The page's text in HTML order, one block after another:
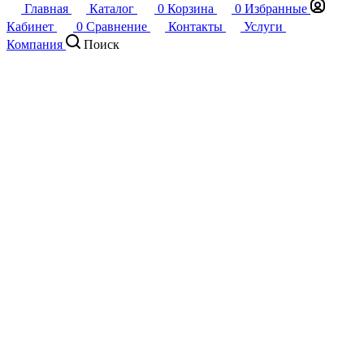
Главная
Каталог 0 Корзина 0 Избранные
Кабинет
0 Сравнение Контакты
Услуги
Компания
Поиск